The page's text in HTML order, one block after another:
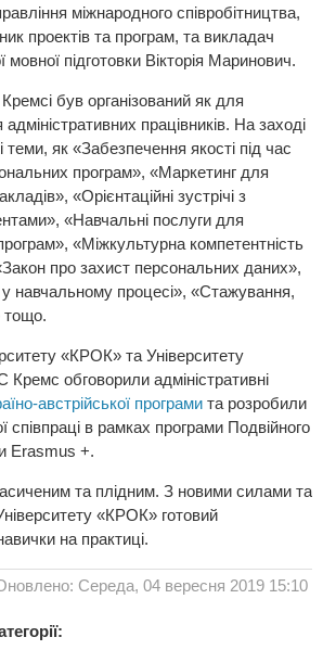
міжнародного співробітництва,
проектів та програм, та викладач
підготовки Вікторія Маринович.
був організований як для
адміністративних працівників. На заході
теми, як «Забезпечення якості під час
програм», «Маркетинг для
«Орієнтаційні зустрічі з
«Навчальні послуги для
«Міжкультурна компетентність
про захист персональних даних»,
у навчальному процесі», «Стажування,
тощо.
«КРОК» та Університету
Кремс обговорили адміністративні
австрійської програми та розробили
співпраці в рамках програми Подвійного
Erasmus +.
та плідним. З новими силами та
«КРОК» готовий
на практиці.
Середа, 04 вересня 2019 15:10